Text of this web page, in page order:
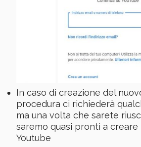
In caso di creazione del
procedura ci richiederà
ma una volta che sarete
saremo quasi pronti a
Youtube